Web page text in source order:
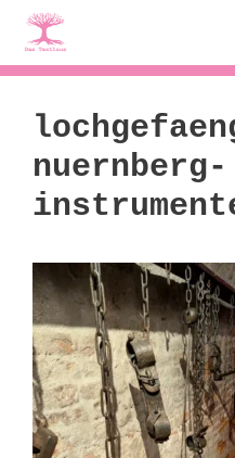
Zum
Inhalt
springen
nuernberg-